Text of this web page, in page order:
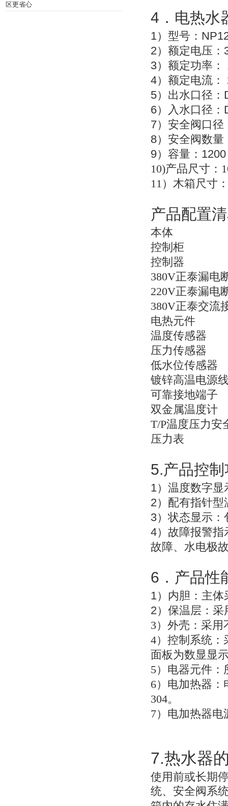
区更省心
4 ．电热
1）型号：
2）额定电压：
3）额定功率：
4）额定电流：
5）出水口径：
6）入水口径：
7）安全阀口径
8）安全阀数量
9）容量：
10)产品尺寸：
11）木箱尺寸
产品配置
本体
控制柜
控制器
380V正泰漏电
220V正泰漏电
380V正泰交流
电热元件
温度传感器
压力传感器
低水位传感器
镀锌高温电源
可靠接地端子
双金属温度计
T/P温度压力安
压力表
5.产品控
1）温度数字显
2）配有指针型
3）状态显示
4）故障报警
故障、水电极
6 ．产品
1） 内胆：主体
2） 保温层：采
3）外壳：采用
4）控制系统：
面板为数显显
5）电器元件
6）电加热器
304。
7）电加热器
7.热水器
使用前或长期
统、安全阀系